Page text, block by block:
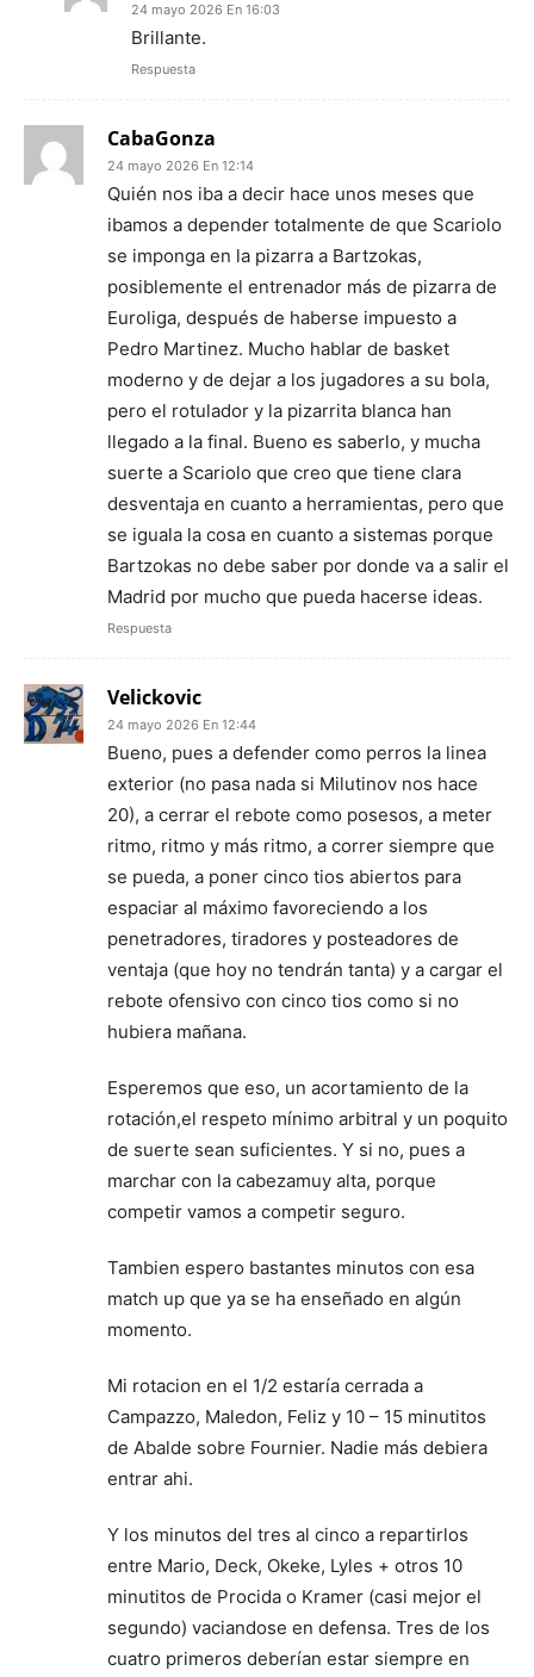
24 mayo 2026 En 16:03
Brillante.
Respuesta
CabaGonza
24 mayo 2026 En 12:14
Quién nos iba a decir hace unos meses que
ibamos a depender totalmente de que Scariolo
se imponga en la pizarra a Bartzokas,
posiblemente el entrenador más de pizarra de
Euroliga, después de haberse impuesto a
Pedro Martinez. Mucho hablar de basket
moderno y de dejar a los jugadores a su bola,
pero el rotulador y la pizarrita blanca han
llegado a la final. Bueno es saberlo, y mucha
suerte a Scariolo que creo que tiene clara
desventaja en cuanto a herramientas, pero que
se iguala la cosa en cuanto a sistemas porque
Bartzokas no debe saber por donde va a salir el
Madrid por mucho que pueda hacerse ideas.
Respuesta
Velickovic
24 mayo 2026 En 12:44
Bueno, pues a defender como perros la linea
exterior (no pasa nada si Milutinov nos hace
20), a cerrar el rebote como posesos, a meter
ritmo, ritmo y más ritmo, a correr siempre que
se pueda, a poner cinco tios abiertos para
espaciar al máximo favoreciendo a los
penetradores, tiradores y posteadores de
ventaja (que hoy no tendrán tanta) y a cargar el
rebote ofensivo con cinco tios como si no
hubiera mañana.
Esperemos que eso, un acortamiento de la
rotación,el respeto mínimo arbitral y un poquito
de suerte sean suficientes. Y si no, pues a
marchar con la cabezamuy alta, porque
competir vamos a competir seguro.
Tambien espero bastantes minutos con esa
match up que ya se ha enseñado en algún
momento.
Mi rotacion en el 1/2 estaría cerrada a
Campazzo, Maledon, Feliz y 10 – 15 minutitos
de Abalde sobre Fournier. Nadie más debiera
entrar ahi.
Y los minutos del tres al cinco a repartirlos
entre Mario, Deck, Okeke, Lyles + otros 10
minutitos de Procida o Kramer (casi mejor el
segundo) vaciandose en defensa. Tres de los
cuatro primeros deberían estar siempre en